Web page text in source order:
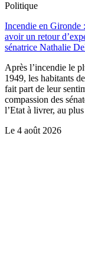
Politique
Incendie en Gironde
avoir un retour
sénatrice Nathalie
Après l’incendie le
1949, les habitants
fait part de leur
compassion des
l’Etat à livrer, au
Le 4 août 2026